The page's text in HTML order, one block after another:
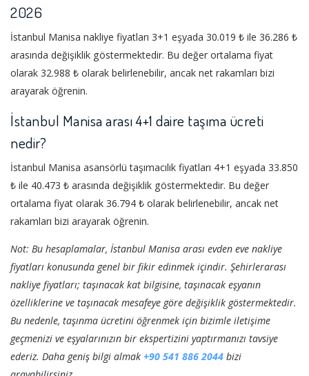
2026
İstanbul Manisa nakliye fiyatları 3+1 eşyada 30.019 ₺ ile 36.286 ₺
arasında değişiklik göstermektedir. Bu değer ortalama fiyat
olarak 32.988 ₺ olarak belirlenebilir, ancak net rakamları bizi
arayarak öğrenin.
İstanbul Manisa arası 4+1 daire taşıma ücreti
nedir?
İstanbul Manisa asansörlü taşımacılık fiyatları 4+1 eşyada 33.850
₺ ile 40.473 ₺ arasında değişiklik göstermektedir. Bu değer
ortalama fiyat olarak 36.794 ₺ olarak belirlenebilir, ancak net
rakamları bizi arayarak öğrenin.
Not: Bu hesaplamalar, İstanbul Manisa arası evden eve nakliye
fiyatları konusunda genel bir fikir edinmek içindir. Şehirlerarası
nakliye fiyatları; taşınacak kat bilgisine, taşınacak eşyanın
özelliklerine ve taşınacak mesafeye göre değişiklik göstermektedir.
Bu nedenle, taşınma ücretini öğrenmek için bizimle iletişime
geçmenizi ve eşyalarınızın bir ekspertizini yaptırmanızı tavsiye
ederiz. Daha geniş bilgi almak +90 541 886 2044 bizi